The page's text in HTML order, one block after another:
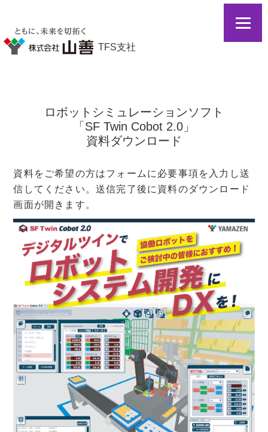
TFS支社
ロボットシミュレーションソフト
「SF Twin Cobot 2.0」
資料ダウンロード
資料をご希望の方はフォームに必要事項を入力し送
信してください。送信完了後に資料のダウンロード
画面が開きます。